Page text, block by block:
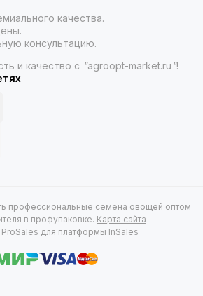
качества.
консультацию.
и качество с "agroopt-market.ru "!
профессиональные семена овощей оптом
в профупаковке. Карта сайта
ProSales для платформы InSales